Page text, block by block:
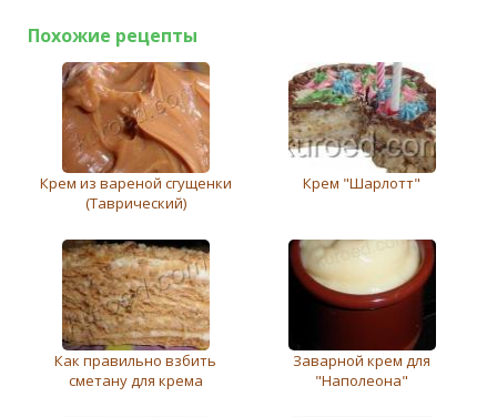
Похожие рецепты
Крем из вареной сгущенки
(Таврический)
Крем "Шарлотт"
Как правильно взбить
сметану для крема
Заварной крем для
"Наполеона"